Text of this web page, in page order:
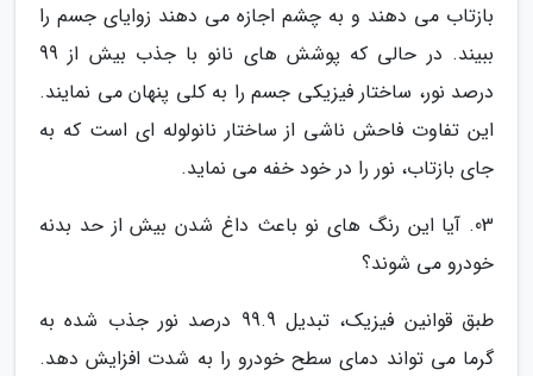
بازتاب می دهند و به چشم اجازه می دهند زوایای جسم را
ببیند. در حالی که پوشش های نانو با جذب بیش از 99
درصد نور، ساختار فیزیکی جسم را به کلی پنهان می نمایند.
این تفاوت فاحش ناشی از ساختار نانولوله ای است که به
جای بازتاب، نور را در خود خفه می نماید.
03. آیا این رنگ های نو باعث داغ شدن بیش از حد بدنه
خودرو می شوند؟
طبق قوانین فیزیک، تبدیل 99.9 درصد نور جذب شده به
گرما می تواند دمای سطح خودرو را به شدت افزایش دهد.